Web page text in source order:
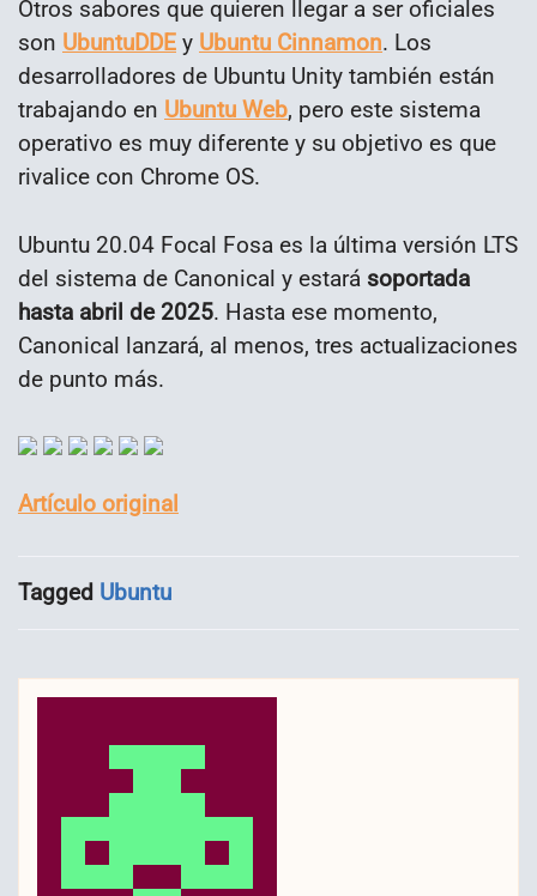
Otros sabores que quieren llegar a ser oficiales
son UbuntuDDE y Ubuntu Cinnamon. Los
desarrolladores de Ubuntu Unity también están
trabajando en Ubuntu Web, pero este sistema
operativo es muy diferente y su objetivo es que
rivalice con Chrome OS.
Ubuntu 20.04 Focal Fosa es la última versión LTS
del sistema de Canonical y estará soportada
hasta abril de 2025. Hasta ese momento,
Canonical lanzará, al menos, tres actualizaciones
de punto más.
Artículo original
Tagged Ubuntu